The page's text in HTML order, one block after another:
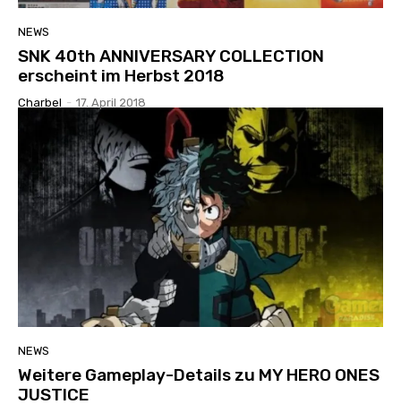
NEWS
SNK 40th ANNIVERSARY COLLECTION
erscheint im Herbst 2018
Charbel - 17. April 2018
NEWS
Weitere Gameplay-Details zu MY HERO ONES
JUSTICE